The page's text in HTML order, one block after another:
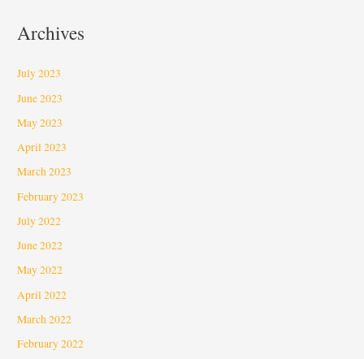
Archives
July 2023
June 2023
May 2023
April 2023
March 2023
February 2023
July 2022
June 2022
May 2022
April 2022
March 2022
February 2022